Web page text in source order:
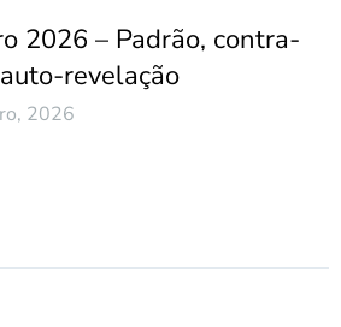
2026 – Padrão, contra-
revelação
2026